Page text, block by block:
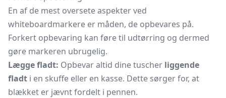
En af de mest oversete aspekter ved
whiteboardmarkere er måden, de opbevares på.
Forkert opbevaring kan føre til udtørring og dermed
gøre markeren ubrugelig.
Lægge fladt: Opbevar altid dine tuscher liggende
fladt i en skuffe eller en kasse. Dette sørger for, at
blækket er jævnt fordelt i pennen.